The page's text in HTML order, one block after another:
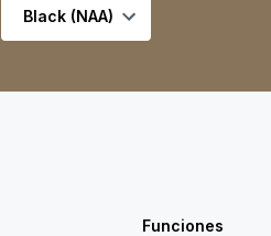
Funciones